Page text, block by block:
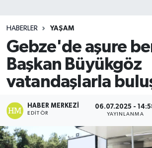
HABERLER YAŞAM
Gebze'de aşure
Başkan Büyükgöz
vatandaşlarla
HABER MERKEZI
EDITÖR
06.07.2025 -
YAYINLANMA
Teknoloji
TRABZON